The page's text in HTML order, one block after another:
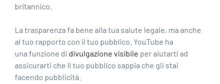
britannico.
La trasparenza fa bene alla tua salute legale, ma anche
al tuo rapporto con il tuo pubblico. YouTube ha
una funzione di divulgazione visibile per aiutarti ad
assicurarti che il tuo pubblico sappia che gli stai
facendo pubblicità.